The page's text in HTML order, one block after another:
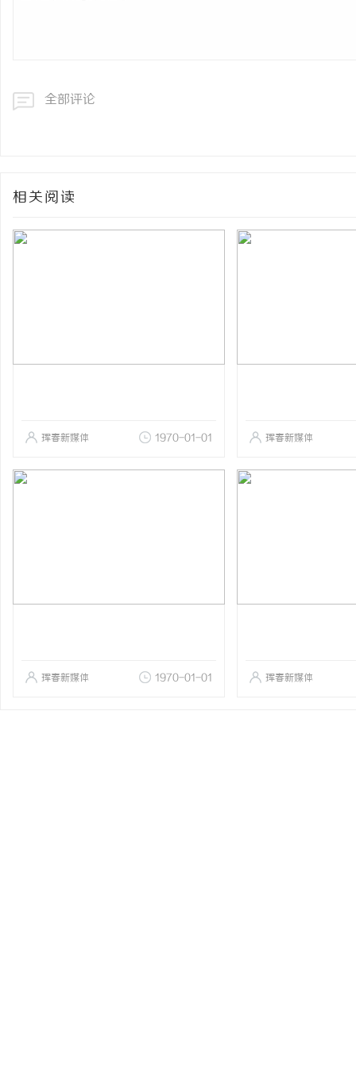
全部评论
相关阅读
珲春新媒体 1970-01-01 珲春新媒体
珲春新媒体 1970-01-01 珲春新媒体